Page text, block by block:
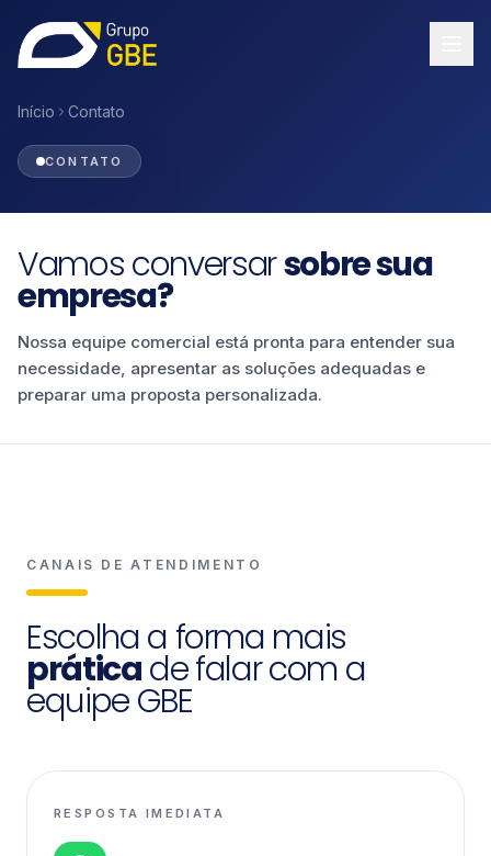
Início Contato
CONTATO
Vamos conversarsobre sua
empresa?
Nossa equipe comercial está pronta para entender sua
necessidade, apresentar as soluções adequadas e
preparar uma proposta personalizada.
CANAIS DE ATENDIMENTO
Escolha a forma mais
práticade falar com a
equipe GBE
RESPOSTA IMEDIATA